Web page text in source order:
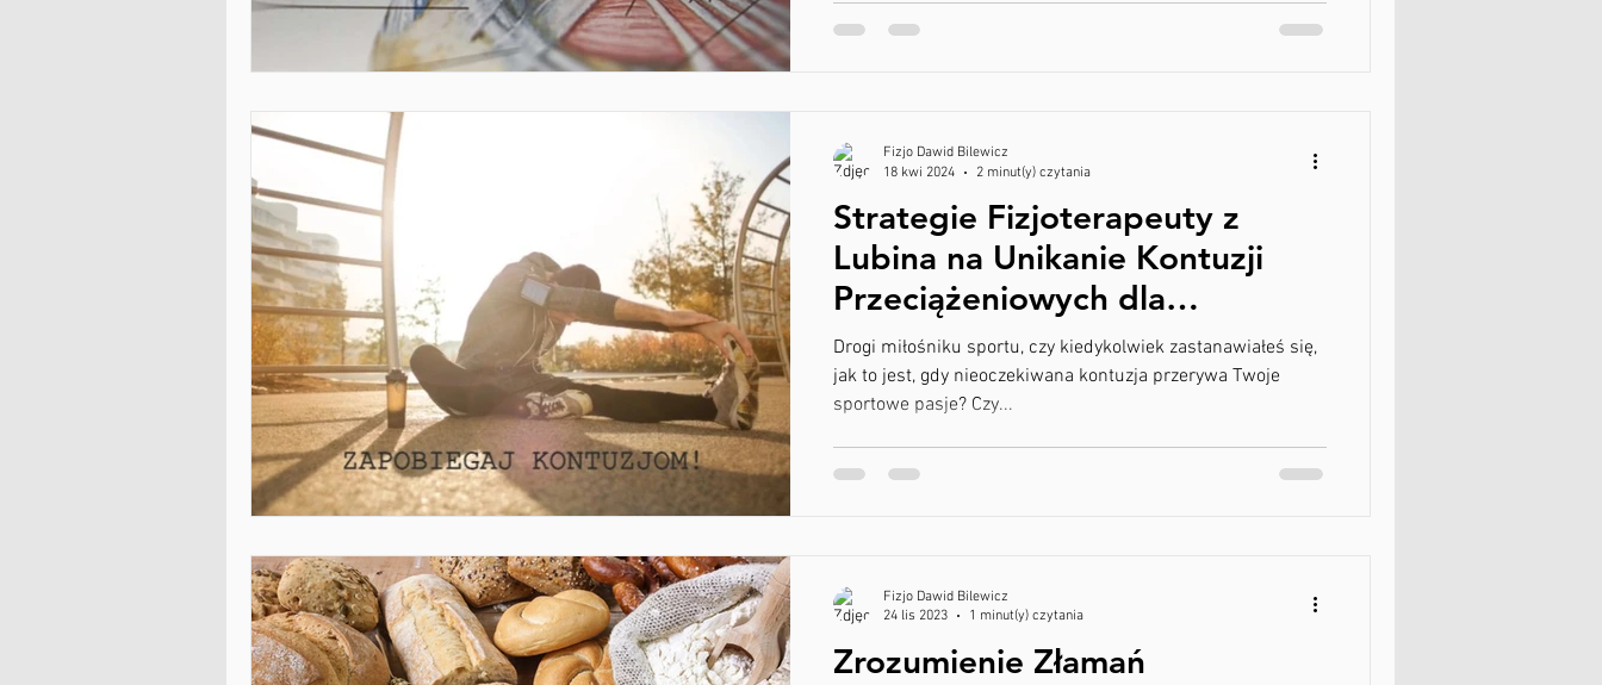
Strategie Fizjoterapeuty z
Lubina na Unikanie Kontuzji
Przeciążeniowych dla
Sportowców.
Drogi miłośniku sportu, czy kiedykolwiek zastanawiałeś się,
jak to jest, gdy nieoczekiwana kontuzja przerywa Twoje
sportowe pasje? Czy...
Fizjo Dawid Bilewicz
18 kwi 2024
2 minut(y) czytania
Zrozumienie Złamań
Fizjo Dawid Bilewicz
24 lis 2023
1 minut(y) czytania